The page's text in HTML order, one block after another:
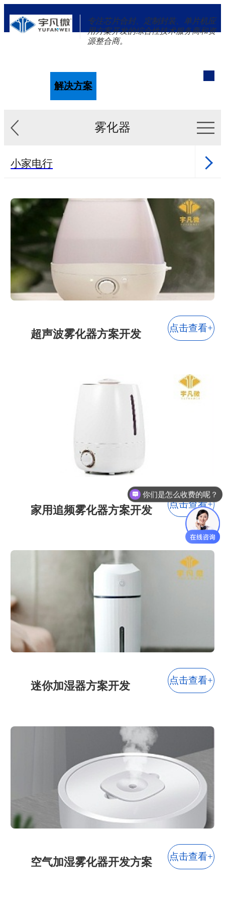
专注芯片合封、定制封装、单片机应
用方案开发的综合性技术服务商和资
源整合商。
解决方案
雾化器
小家电行
医美行业
灯饰行业
玩具行业
智能家居
超声波雾化器方案开发 点击查看+
家用追频雾化器方案开发 点击查看+
迷你加湿器方案开发 点击查看+
空气加湿雾化器开发方案 点击查看+
你们是怎么收费的呢？